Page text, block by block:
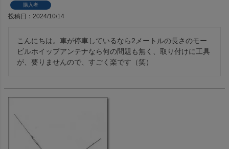
購入者
投稿日 2024/10/14
こんにちは。車が停車しているなら2メートルの長さのモー
ビルホイップアンテナなら何の問題も無く、取り付けに工具
が、要りませんので、すごく楽です（笑）